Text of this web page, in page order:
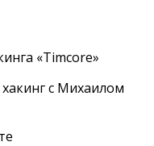
«Timcore»
с Михаилом